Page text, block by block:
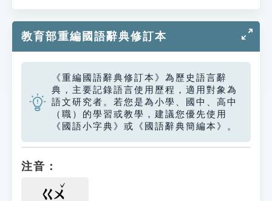
教育部重編國語辭典修訂本
《重編國語辭典修訂本》為歷史語言辭
典，主要記錄語言使用歷程，適用對象為
語文研究者。若您是為小學、國中、高中
（職）的學習或教學，建議您優先使用
《國語小字典》或《國語辭典簡編本》。
注音：
ㄍㄨ